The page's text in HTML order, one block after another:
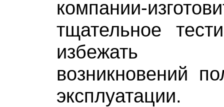
компании-
тщательное
избежать
возникновений
эксплуатации.